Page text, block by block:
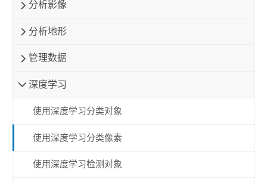
分析影像
分析地形
管理数据
深度学习
使用深度学习分类对象
使用深度学习分类像素
使用深度学习检测对象